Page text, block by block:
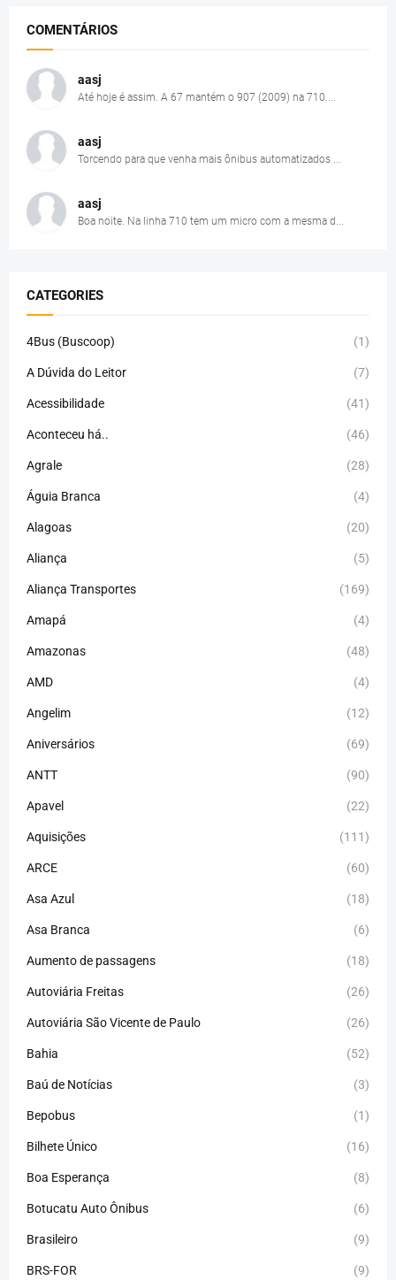
COMENTÁRIOS
aasj
Até hoje é assim. A 67 mantém o 907 (2009) na 710....
aasj
Torcendo para que venha mais ônibus automatizados ...
aasj
Boa noite. Na linha 710 tem um micro com a mesma d...
CATEGORIES
4Bus (Buscoop) (1)
A Dúvida do Leitor (7)
Acessibilidade (41)
Aconteceu há.. (46)
Agrale (28)
Águia Branca (4)
Alagoas (20)
Aliança (5)
Aliança Transportes (169)
Amapá (4)
Amazonas (48)
AMD (4)
Angelim (12)
Aniversários (69)
ANTT (90)
Apavel (22)
Aquisições (111)
ARCE (60)
Asa Azul (18)
Asa Branca (6)
Aumento de passagens (18)
Autoviária Freitas (26)
Autoviária São Vicente de Paulo (26)
Bahia (52)
Baú de Notícias (3)
Bepobus (1)
Bilhete Único (16)
Boa Esperança (8)
Botucatu Auto Ônibus (6)
Brasileiro (9)
BRS-FOR (9)